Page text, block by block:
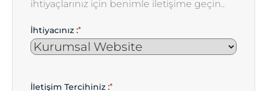
ihtiyaçlarınız için benimle iletişime geçin..
İhtiyacınız :*
İletişim Tercihiniz :*